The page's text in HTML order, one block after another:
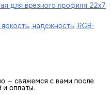
для врезного профиля 22х7
надежность, RGB-
— свяжемся с вами после
и оплаты.